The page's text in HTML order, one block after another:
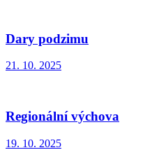
Dary podzimu
21. 10. 2025
Regionální výchova
19. 10. 2025